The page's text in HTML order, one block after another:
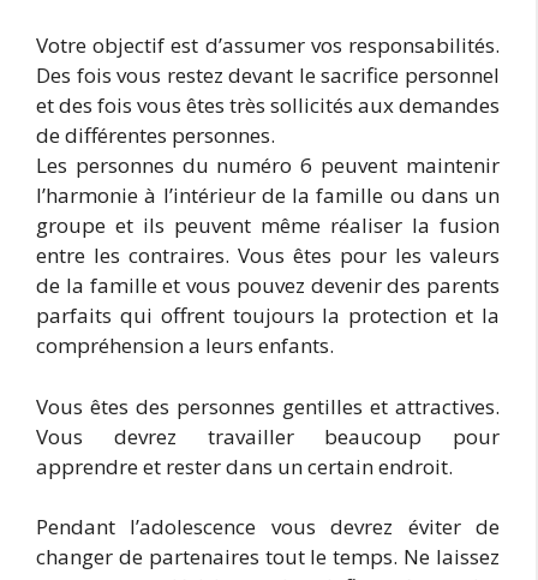
Votre objectif est d’assumer vos responsabilités.
Des fois vous restez devant le sacrifice personnel
et des fois vous êtes très sollicités aux demandes
de différentes personnes.
Les personnes du numéro 6 peuvent maintenir
l’harmonie à l’intérieur de la famille ou dans un
groupe et ils peuvent même réaliser la fusion
entre les contraires. Vous êtes pour les valeurs
de la famille et vous pouvez devenir des parents
parfaits qui offrent toujours la protection et la
compréhension a leurs enfants.
Vous êtes des personnes gentilles et attractives.
Vous devrez travailler beaucoup pour
apprendre et rester dans un certain endroit.
Pendant l’adolescence vous devrez éviter de
changer de partenaires tout le temps. Ne laissez